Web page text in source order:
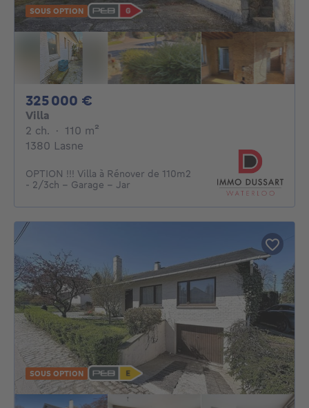
SOUS OPTION
325 000 €
Villa
2 ch. 2 chambres
· 110 m²
1380 Lasne
OPTION !!! Villa à Rénover de 110m2
- 2/3ch - Garage - Jar
SOUS OPTION